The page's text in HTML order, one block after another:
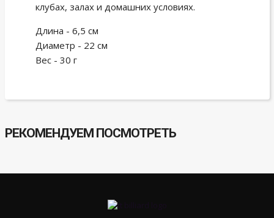
клубах, залах и домашних условиях.
Длина - 6,5 см
Диаметр - 22 см
Вес - 30 г
РЕКОМЕНДУЕМ ПОСМОТРЕТЬ